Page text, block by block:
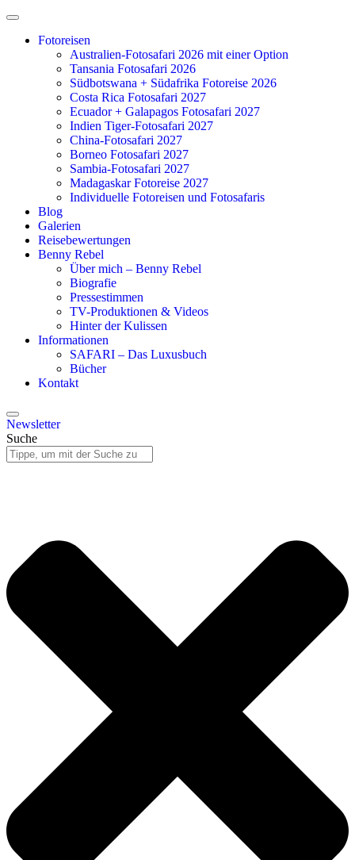
Zum
springenFotoreisen
Australien-Fotosafari 2026 mit einer Option
Tansania Fotosafari 2026
Südbotswana + Südafrika Fotoreise 2026
Costa Rica Fotosafari 2027
Ecuador + Galapagos Fotosafari 2027
Indien Tiger-Fotosafari 2027
China-Fotosafari 2027
Borneo Fotosafari 2027
Sambia-Fotosafari 2027
Madagaskar Fotoreise 2027
Individuelle Fotoreisen und Fotosafaris
Blog
Galerien
Reisebewertungen
Benny Rebel
Über mich – Benny Rebel
Biografie
Pressestimmen
TV-Produktionen & Videos
Hinter der Kulissen
Informationen
SAFARI – Das Luxusbuch
Bücher
Kontakt
Newsletter
Suche